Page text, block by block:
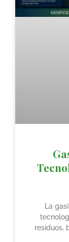
La
residuos,